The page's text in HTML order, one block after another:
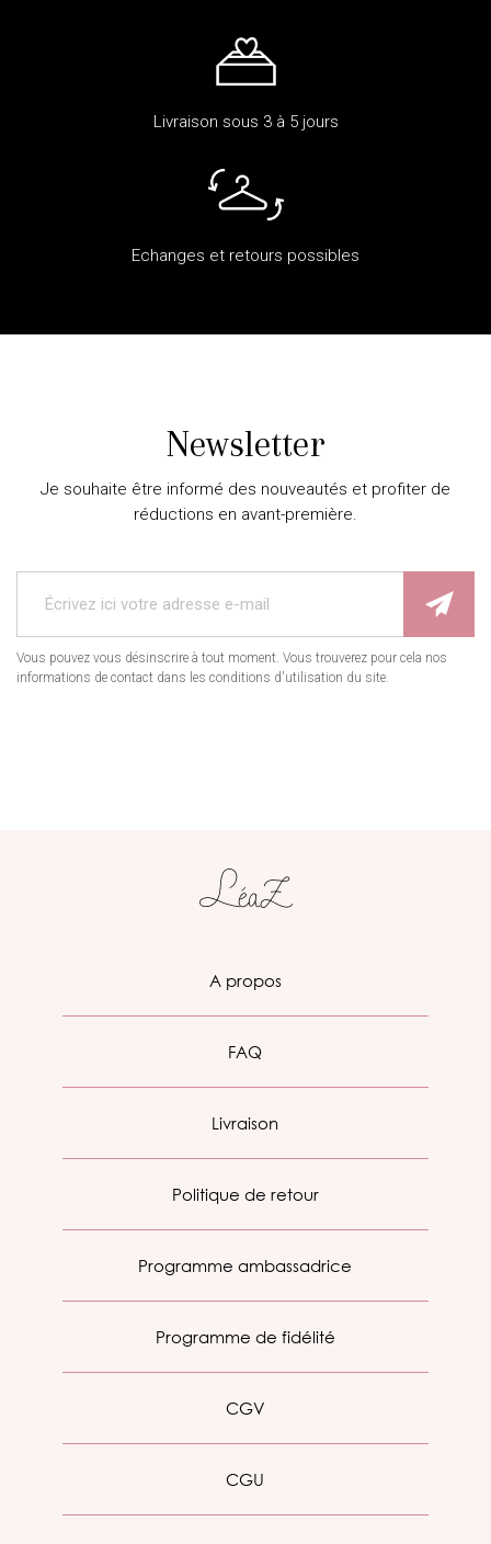
Livraison sous 3 à 5 jours
Echanges et retours possibles
Newsletter
Je souhaite être informé des nouveautés et profiter de
réductions en avant-première.
Vous pouvez vous désinscrire à tout moment. Vous trouverez pour cela nos
informations de contact dans les conditions d'utilisation du site.
A propos
FAQ
Livraison
Politique de retour
Programme ambassadrice
Programme de fidélité
CGV
CGU